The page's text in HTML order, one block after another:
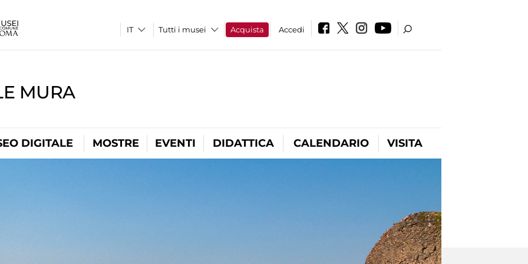
Tutti i musei Acquista Accedi
MURA
DIGITALE MOSTRE EVENTI DIDATTICA CALENDARIO VISITA